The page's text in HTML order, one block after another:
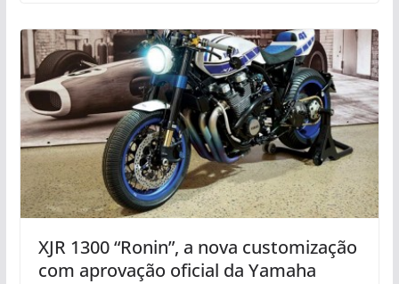
XJR 1300 “Ronin”, a nova customização
com aprovação oficial da Yamaha